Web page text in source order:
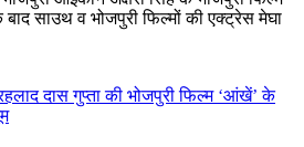
बाद साउथ व भोजपुरी फिल्मों की एक्ट्रेस मेघा